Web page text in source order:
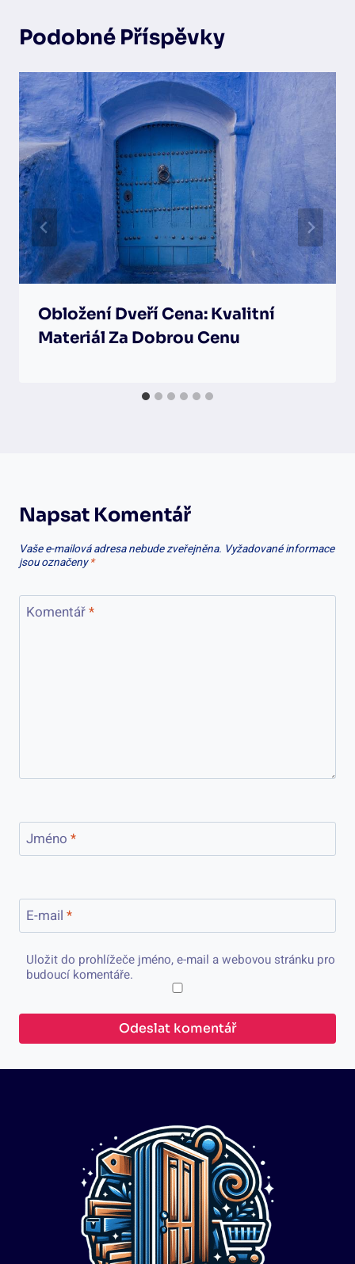
Podobné Příspěvky
Obložení Dveří Cena: Kvalitní
Materiál Za Dobrou Cenu
Napsat Komentář
Vaše e-mailová adresa nebude zveřejněna. Vyžadované informace
jsou označeny*
Komentář*
Jméno *
E-mail *
Uložit do prohlížeče jméno, e-mail a webovou stránku pro
budoucí komentáře.